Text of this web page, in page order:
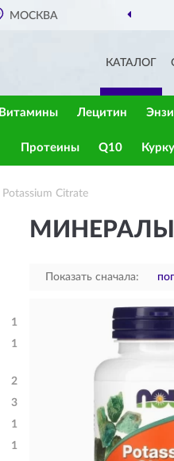
МОСКВА
КАТАЛОГ
Витамины Лецитин
Протеины Q10
Potassium Citrate
1
1
2
3
1
1
МИНЕРАЛЫ
Показать сначала: